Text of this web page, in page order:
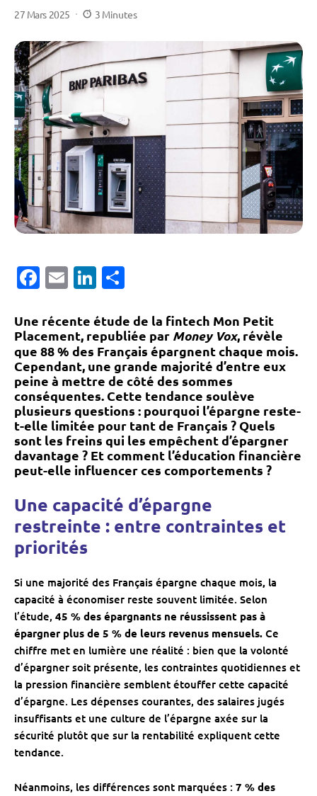
27 Mars 2025 3 Minutes
Facebook
EmailLinkedIn
Une récente étude de la fintech Mon Petit
Placement, republiée par Money Vox, révèle
que 88 % des Français épargnent chaque mois.
Cependant, une grande majorité d’entre eux
peine à mettre de côté des sommes
conséquentes. Cette tendance soulève
plusieurs questions : pourquoi l’épargne reste-
t-elle limitée pour tant de Français ? Quels
sont les freins qui les empêchent d’épargner
davantage ? Et comment l’éducation financière
peut-elle influencer ces comportements ?
Une capacité d’épargne
restreinte : entre contraintes et
priorités
Si une majorité des Français épargne chaque mois, la
capacité à économiser reste souvent limitée. Selon
l’étude, 45 % des épargnants ne réussissent pas à
épargner plus de 5 % de leurs revenus mensuels. Ce
chiffre met en lumière une réalité : bien que la volonté
d’épargner soit présente, les contraintes quotidiennes et
la pression financière semblent étouffer cette capacité
d’épargne. Les dépenses courantes, des salaires jugés
insuffisants et une culture de l’épargne axée sur la
sécurité plutôt que sur la rentabilité expliquent cette
tendance.
Néanmoins, les différences sont marquées : 7 % des